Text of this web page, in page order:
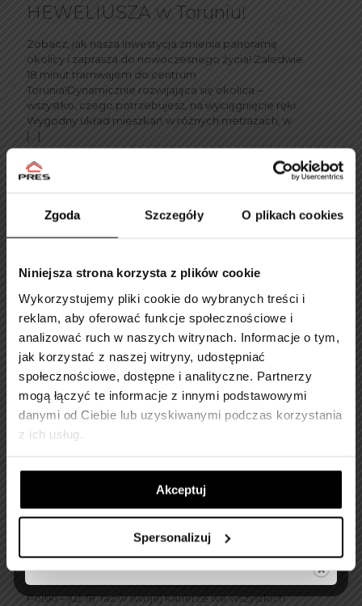
Zgoda Szczegóły O plikach cookies
Niniejsza strona korzysta z plików cookie
Wykorzystujemy pliki cookie do wybranych treści i
reklam, aby oferować funkcje społecznościowe i
analizować ruch w naszych witrynach. Informacje o tym,
jak korzystać z naszej witryny, udostępniać
społecznościowe, dostępne i analityczne. Partnerzy
mogą łączyć te informacje z innymi podstawowymi
danymi od Ciebie lub uzyskiwanymi podczas korzystania
z ich usług.
Akceptuj
Spersonalizuj
HEWELIUSZA w Toruniu!
Zobacz, jak nasza inwestycja zmienia panoramę
okolicy i zaprasza do nowoczesnego życia! Zaledwie
18 minut tramwajem do centrum
Torunia!Dynamicznie rozwijająca się okolica –
wszystko, czego potrzebujesz, na wyciągnięcie ręki.
Wygodny układ mieszkań w różnych metrażach, w
[…]
Aneta Rygielska – Mistrzyni
Polski po raz 18.!
Aneta, która spędziła już ponad połowę swojego
życia na sali bokserskiej, zdobyła tytuł Mistrzyni
Polski – już 18. raz w swojej karierze we wszystkich